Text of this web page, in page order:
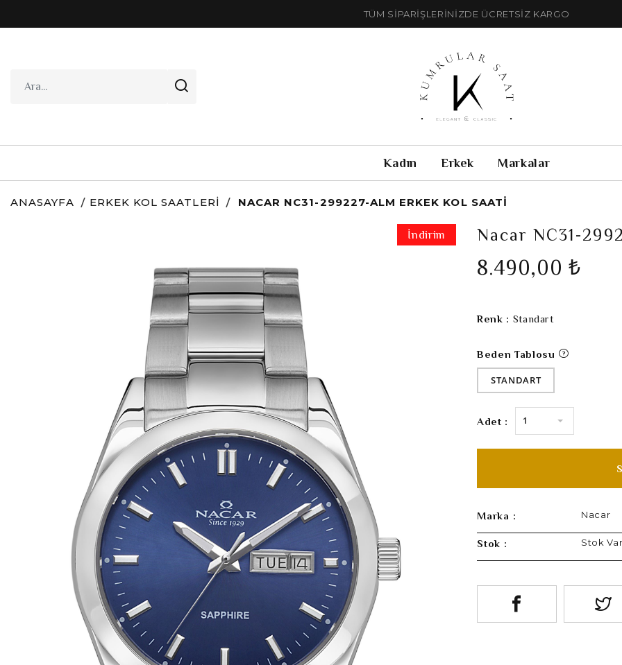
TÜM SİPARİŞLERİNİZDE ÜCRETSİZ KARGO
Kadın Erkek Markalar
ANASAYFA ERKEK KOL SAATLERI NACAR NC31-299227-ALM ERKEK KOL SAATI
İndirim Nacar NC31-
8.490,00 ₺
Renk : Standart
Beden Tablosu
STANDART
Adet : 1
Marka : Nacar
Stok : Stok Var